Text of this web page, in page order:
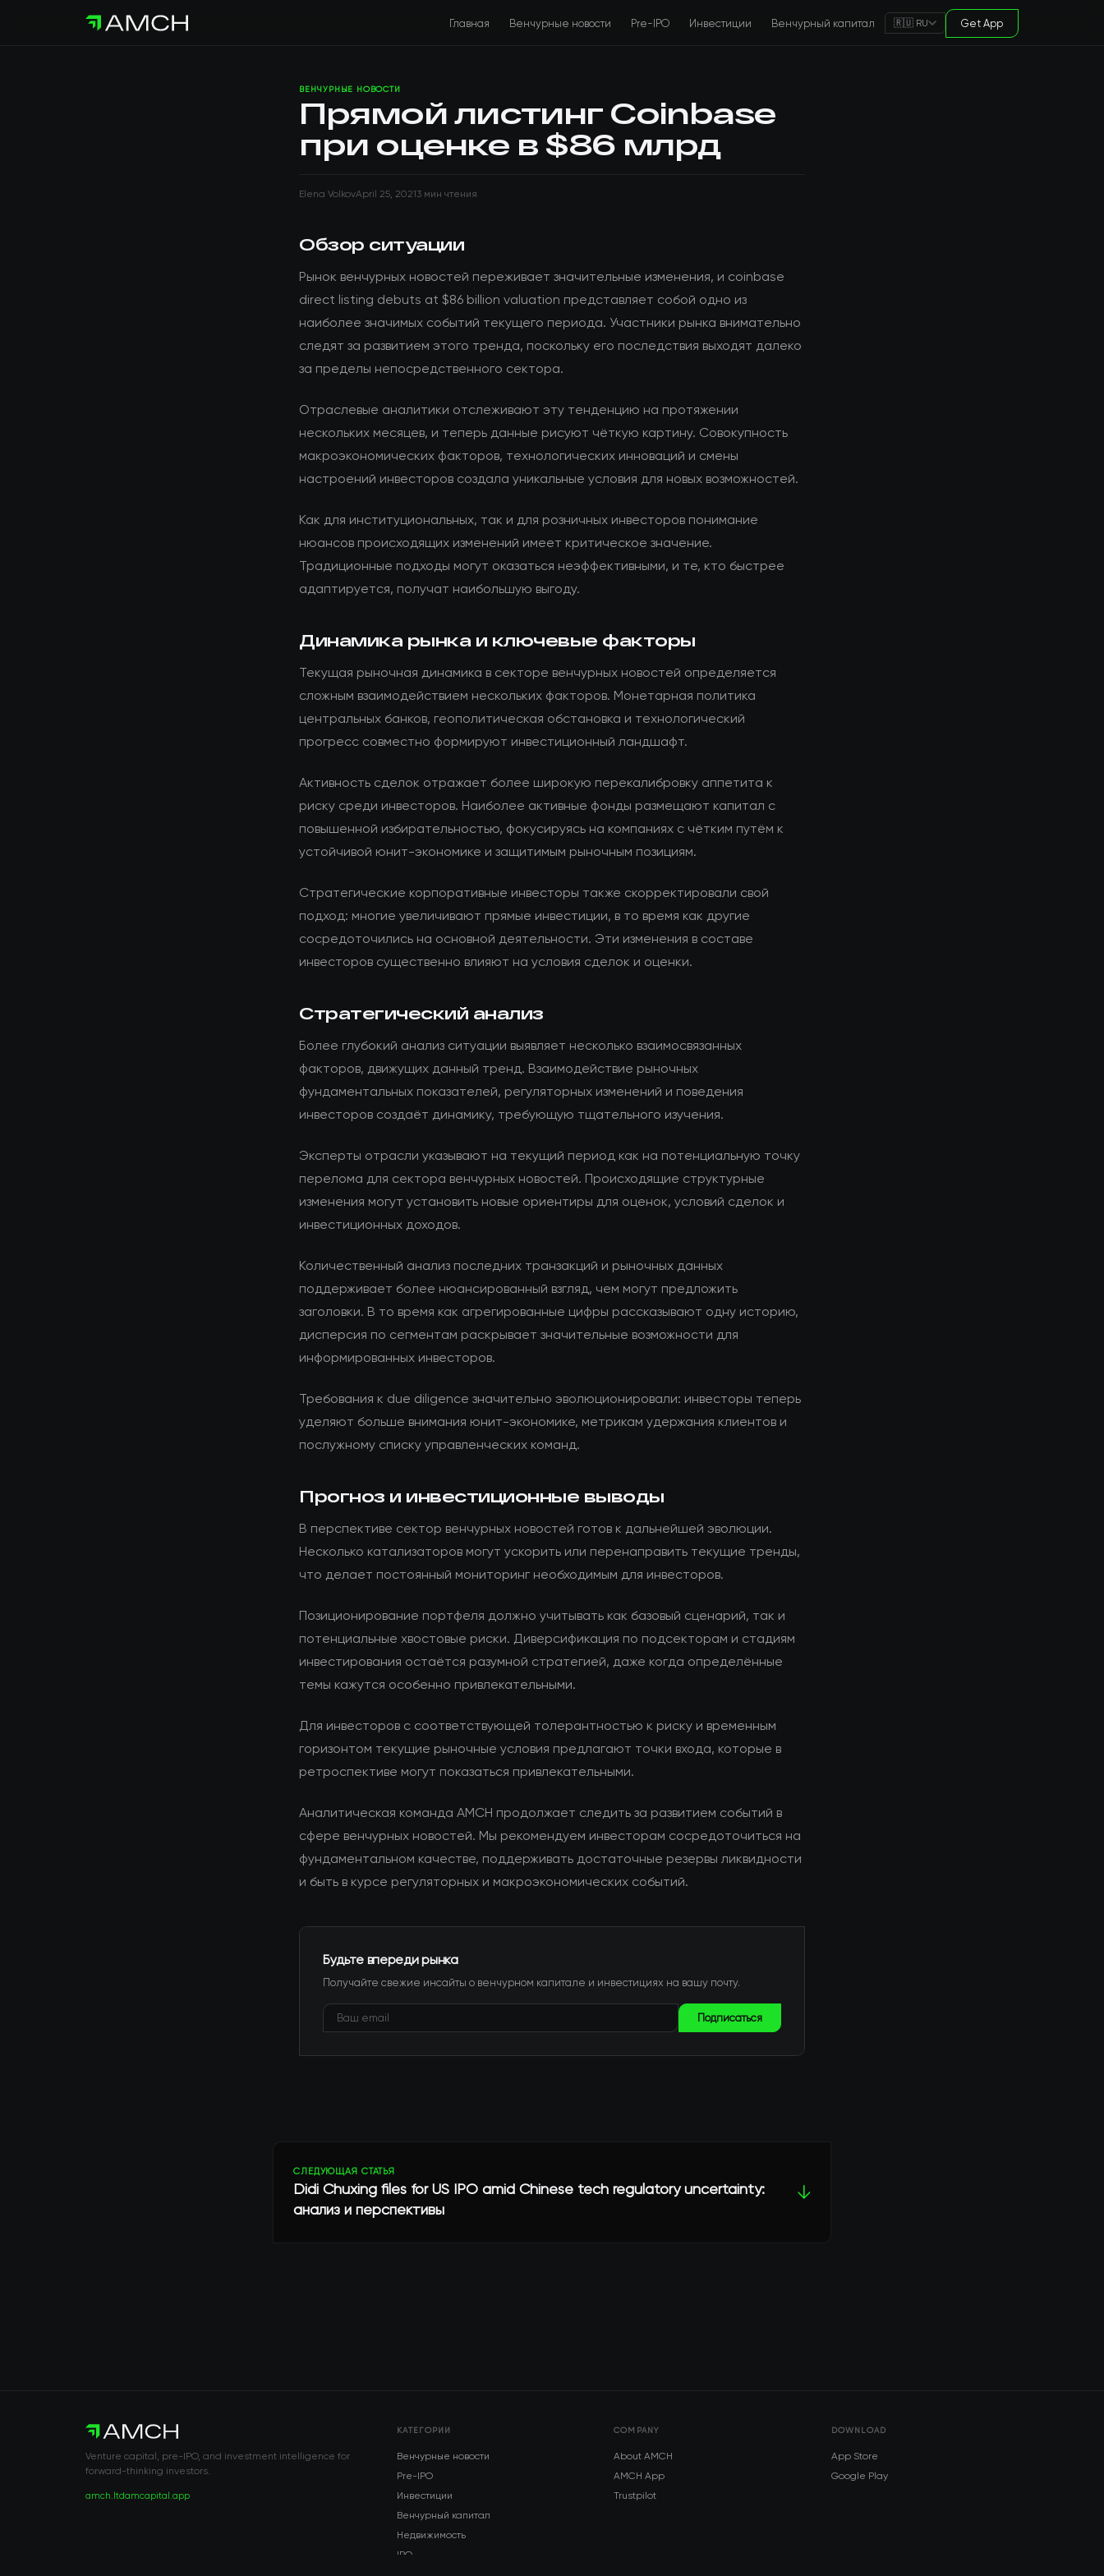
Главная Венчурные новости Pre-IPO Инвестиции Венчурный капитал 🇷🇺 RU Get App
ВЕНЧУРНЫЕ НОВОСТИ
Прямой листинг Coinbase
при оценке в $86 млрд
Elena VolkovApril 25, 20213 мин чтения
Обзор ситуации
Рынок венчурных новостей переживает значительные изменения, и coinbase
direct listing debuts at $86 billion valuation представляет собой одно из
наиболее значимых событий текущего периода. Участники рынка внимательно
следят за развитием этого тренда, поскольку его последствия выходят далеко
за пределы непосредственного сектора.
Отраслевые аналитики отслеживают эту тенденцию на протяжении
нескольких месяцев, и теперь данные рисуют чёткую картину. Совокупность
макроэкономических факторов, технологических инноваций и смены
настроений инвесторов создала уникальные условия для новых возможностей.
Как для институциональных, так и для розничных инвесторов понимание
нюансов происходящих изменений имеет критическое значение.
Традиционные подходы могут оказаться неэффективными, и те, кто быстрее
адаптируется, получат наибольшую выгоду.
Динамика рынка и ключевые факторы
Текущая рыночная динамика в секторе венчурных новостей определяется
сложным взаимодействием нескольких факторов. Монетарная политика
центральных банков, геополитическая обстановка и технологический
прогресс совместно формируют инвестиционный ландшафт.
Активность сделок отражает более широкую перекалибровку аппетита к
риску среди инвесторов. Наиболее активные фонды размещают капитал с
повышенной избирательностью, фокусируясь на компаниях с чётким путём к
устойчивой юнит-экономике и защитимым рыночным позициям.
Стратегические корпоративные инвесторы также скорректировали свой
подход: многие увеличивают прямые инвестиции, в то время как другие
сосредоточились на основной деятельности. Эти изменения в составе
инвесторов существенно влияют на условия сделок и оценки.
Стратегический анализ
Более глубокий анализ ситуации выявляет несколько взаимосвязанных
факторов, движущих данный тренд. Взаимодействие рыночных
фундаментальных показателей, регуляторных изменений и поведения
инвесторов создаёт динамику, требующую тщательного изучения.
Эксперты отрасли указывают на текущий период как на потенциальную точку
перелома для сектора венчурных новостей. Происходящие структурные
изменения могут установить новые ориентиры для оценок, условий сделок и
инвестиционных доходов.
Количественный анализ последних транзакций и рыночных данных
поддерживает более нюансированный взгляд, чем могут предложить
заголовки. В то время как агрегированные цифры рассказывают одну историю,
дисперсия по сегментам раскрывает значительные возможности для
информированных инвесторов.
Требования к due diligence значительно эволюционировали: инвесторы теперь
уделяют больше внимания юнит-экономике, метрикам удержания клиентов и
послужному списку управленческих команд.
Прогноз и инвестиционные выводы
В перспективе сектор венчурных новостей готов к дальнейшей эволюции.
Несколько катализаторов могут ускорить или перенаправить текущие тренды,
что делает постоянный мониторинг необходимым для инвесторов.
Позиционирование портфеля должно учитывать как базовый сценарий, так и
потенциальные хвостовые риски. Диверсификация по подсекторам и стадиям
инвестирования остаётся разумной стратегией, даже когда определённые
темы кажутся особенно привлекательными.
Для инвесторов с соответствующей толерантностью к риску и временным
горизонтом текущие рыночные условия предлагают точки входа, которые в
ретроспективе могут показаться привлекательными.
Аналитическая команда AMCH продолжает следить за развитием событий в
сфере венчурных новостей. Мы рекомендуем инвесторам сосредоточиться на
фундаментальном качестве, поддерживать достаточные резервы ликвидности
и быть в курсе регуляторных и макроэкономических событий.
Будьте впереди рынка
Получайте свежие инсайты о венчурном капитале и инвестициях на вашу почту.
Подписаться
СЛЕДУЮЩАЯ СТАТЬЯ
Didi Chuxing files for US IPO amid Chinese tech regulatory uncertainty:
анализ и перспективы
↓
Venture capital, pre-IPO, and investment intelligence for
forward-thinking investors.
amch.ltdamcapital.app
КАТЕГОРИИ
Венчурные новости
Pre-IPO
Инвестиции
Венчурный капитал
Недвижимость
IPO
COMPANY
About AMCH
AMCH App
Trustpilot
DOWNLOAD
App Store
Google Play